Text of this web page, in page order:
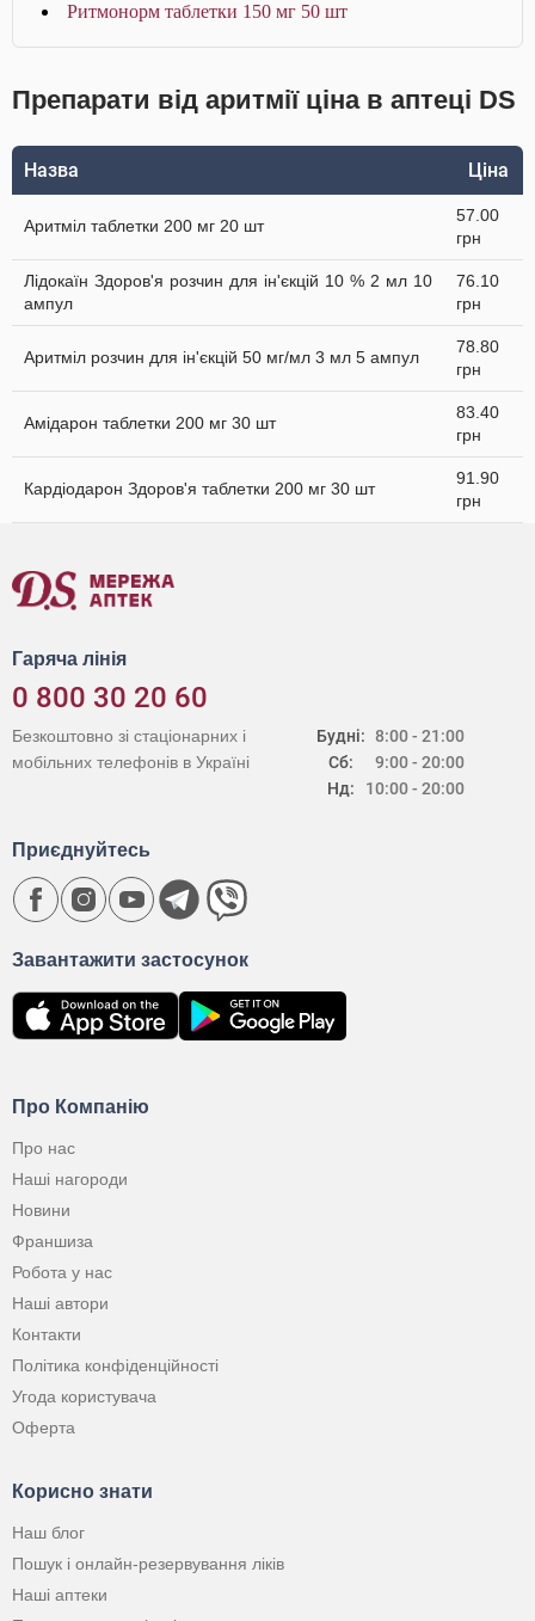
Ритмонорм таблетки 150 мг 50 шт
Препарати від аритмії ціна в аптеці DS
Назва Ціна
Аритміл таблетки 200 мг 20 шт
57.00
грн
Лідокаїн Здоров'я розчин для ін'єкцій 10 % 2 мл 10
ампул
76.10
грн
Аритміл розчин для ін'єкцій 50 мг/мл 3 мл 5 ампул
78.80
грн
Амідарон таблетки 200 мг 30 шт
83.40
грн
Кардіодарон Здоров'я таблетки 200 мг 30 шт
91.90
грн
Гаряча лінія
0 800 30 20 60
Будні:
Сб:
Нд:
8:00 - 21:00
9:00 - 20:00
10:00 - 20:00
Безкоштовно зі стаціонарних і
мобільних телефонів в Україні
Про Компанію
Про нас
Наші нагороди
Новини
Франшиза
Робота у нас
Наші автори
Контакти
Політика конфіденційності
Угода користувача
Оферта
Корисно знати
Наш блог
Пошук і онлайн-резервування ліків
Наші аптеки
Завантажити застосунок
Приєднуйтесь